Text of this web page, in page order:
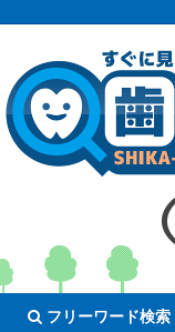
フリーワード検索